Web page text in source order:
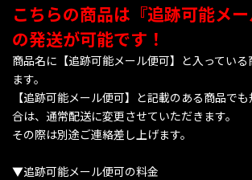
こちらの商品は『追跡可能メ
の発送が可能です！
商品名に【追跡可能メール便可】と入っている
ます。
【追跡可能メール便可】と記載のある商品で
合は、通常配送に変更させていただきます。
その際は別途ご連絡差し上げます。
▼追跡可能メール便可の料金